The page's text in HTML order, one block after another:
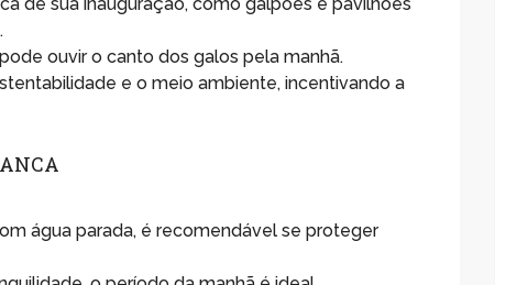
ouvir o canto dos galos pela manhã.
e o meio ambiente, incentivando a
água parada, é recomendável se proteger